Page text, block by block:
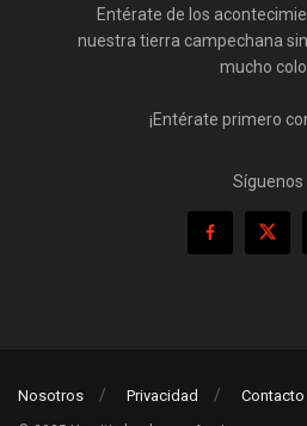
Entérate de los
nuestra tierra campechana
mucho
¡Entérate primero
Síguenos
Nosotros Privacidad Contacto